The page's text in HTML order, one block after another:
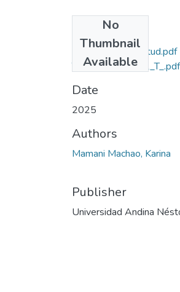
No
Thumbnail
Available
Grado de Similitud.pdf
T036_47489672_T_.pdf
Date
2025
Authors
Mamani Machao, Karina
Publisher
Universidad Andina